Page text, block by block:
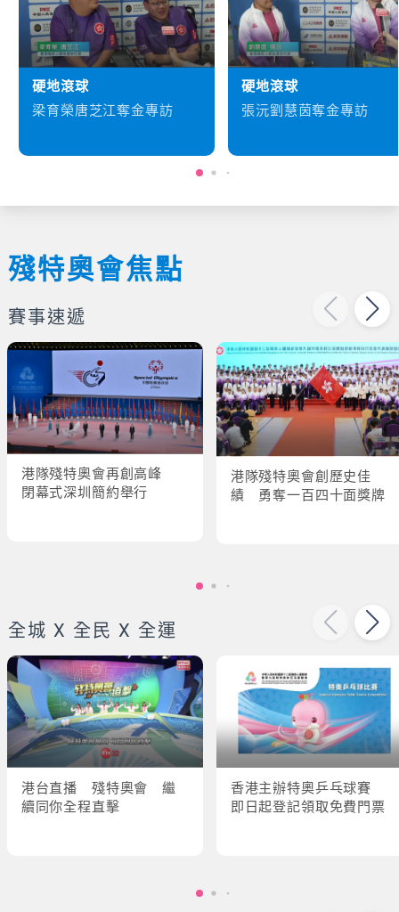
硬地滾球
梁育榮唐芝江奪金專訪
硬地滾球
張沅劉慧茵奪金專訪
殘特奧會焦點
賽事速遞
港隊殘特奧會再創高峰
閉幕式深圳簡約舉行
港隊殘特奧會創歷史佳
績 勇奪一百四十面獎牌
全城 X 全民 X 全運
港台直播 殘特奧會 繼
續同你全程直擊
香港主辦特奧乒乓球賽
即日起登記領取免費門票